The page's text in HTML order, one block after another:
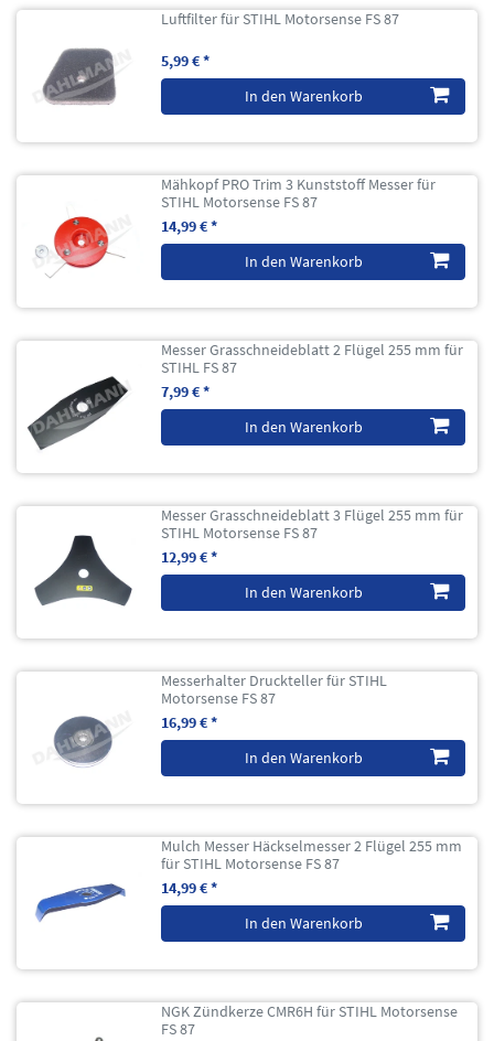
Luftfilter für STIHL Motorsense FS 87
5,99 € *
In den Warenkorb
Mähkopf PRO Trim 3 Kunststoff Messer für
STIHL Motorsense FS 87
14,99 € *
In den Warenkorb
Messer Grasschneideblatt 2 Flügel 255 mm für
STIHL FS 87
7,99 € *
In den Warenkorb
Messer Grasschneideblatt 3 Flügel 255 mm für
STIHL Motorsense FS 87
12,99 € *
In den Warenkorb
Messerhalter Druckteller für STIHL
Motorsense FS 87
16,99 € *
In den Warenkorb
Mulch Messer Häckselmesser 2 Flügel 255 mm
für STIHL Motorsense FS 87
14,99 € *
In den Warenkorb
NGK Zündkerze CMR6H für STIHL Motorsense
FS 87